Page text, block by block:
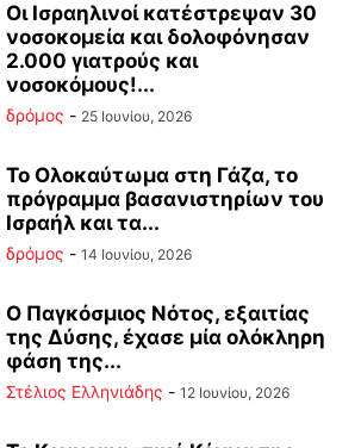
Οι Ισραηλινοί κατέστρεψαν 30
νοσοκομεία και δολοφόνησαν
2.000 γιατρούς και
νοσοκόμους!...
δρόμος - 25 Ιουνίου, 2026
Το Ολοκαύτωμα στη Γάζα, το
πρόγραμμα βασανιστηρίων του
Ισραήλ και τα...
δρόμος - 14 Ιουνίου, 2026
Ο Παγκόσμιος Νότος, εξαιτίας
της Δύσης, έχασε μία ολόκληρη
φάση της...
Στέλιος Ελληνιάδης - 12 Ιουνίου, 2026